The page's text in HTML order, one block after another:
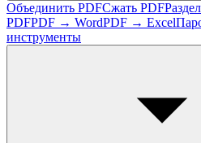
Объединить PDFСжать PDF
PDFPDF → WordPDF → Excel
инструменты